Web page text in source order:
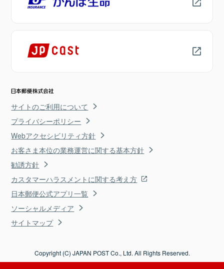
サイトのご利用について
プライバシーポリシー
Webアクセシビリティ方針
お客さま本位の業務運営に関する基本方針
勧誘方針
カスタマーハラスメントに関する考え方
日本郵便公式アプリ一覧
ソーシャルメディア
サイトマップ
Copyright (C) JAPAN POST Co., Ltd. All Rights Reserved.